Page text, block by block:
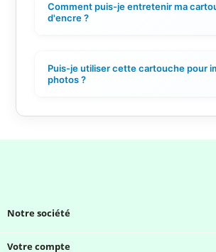
Comment puis-je entretenir ma
d'encre ?
Puis-je utiliser cette cartouche pour
photos ?
Notre société
Votre compte